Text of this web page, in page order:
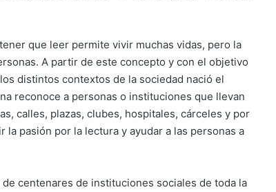
que leer permite vivir muchas vidas, pero la
A partir de este concepto y con el objetivo
distintos contextos de la sociedad nació el
reconoce a personas o instituciones que llevan
calles, plazas, clubes, hospitales, cárceles y por
pasión por la lectura y ayudar a las personas a
centenares de instituciones sociales de toda la